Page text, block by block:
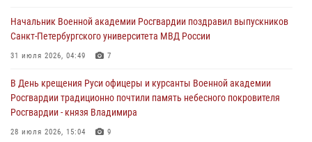
Начальник Военной академии Росгвардии поздравил выпускников
Санкт-Петербургского университета МВД России
31 июля 2026, 04:49 7
В День крещения Руси офицеры и курсанты Военной академии
Росгвардии традиционно почтили память небесного покровителя
Росгвардии - князя Владимира
28 июля 2026, 15:04 9